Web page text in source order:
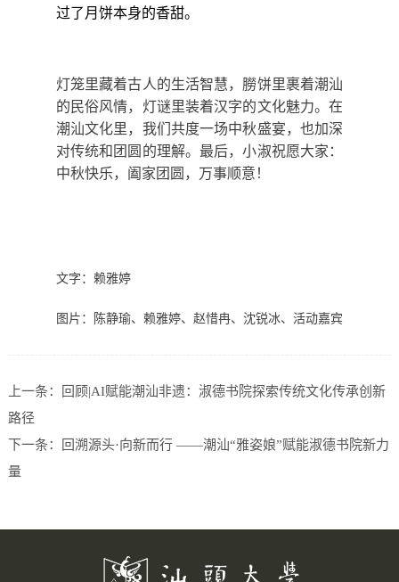
过了月饼本身的香甜。
灯笼里藏着古人的生活智慧，朥饼里裹着潮汕
的民俗风情，灯谜里装着汉字的文化魅力。在
潮汕文化里，我们共度一场中秋盛宴，也加深
对传统和团圆的理解。最后，小淑祝愿大家：
中秋快乐，阖家团圆，万事顺意！
文字：赖雅婷
图片：陈静瑜、赖雅婷、赵惜冉、沈锐冰、活动嘉宾
上一条：
回顾|AI赋能潮汕非遗：淑德书院探索传统文化传承创新
路径
下一条：
回溯源头·向新而行 ——潮汕“雅姿娘”赋能淑德书院新力
量